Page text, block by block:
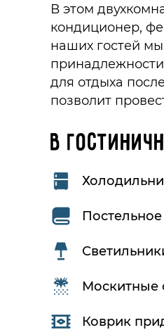
В этом
кондиционер,
наших гостей
для отдыха
позволит
В
Москитные
Коврик